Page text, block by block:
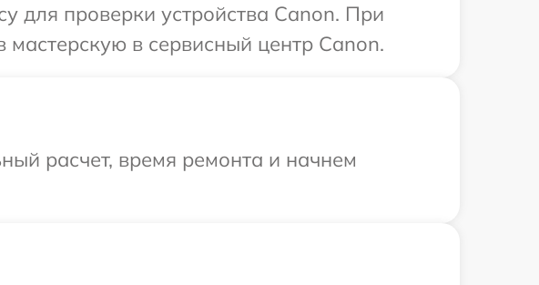
для проверки устройства Canon. При
в сервисный центр Canon.
расчет, время ремонта и начнем